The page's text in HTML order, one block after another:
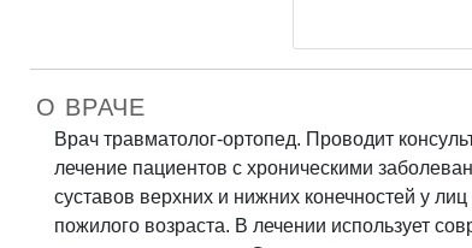
О ВРАЧЕ
Врач травматолог-ортопед. Проводит
лечение пациентов с хроническими
суставов верхних и нижних конечностей у
пожилого возраста. В лечении использует